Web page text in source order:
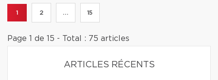
1 2 ... 15
Page 1 de 15 - Total : 75 articles
ARTICLES RÉCENTS